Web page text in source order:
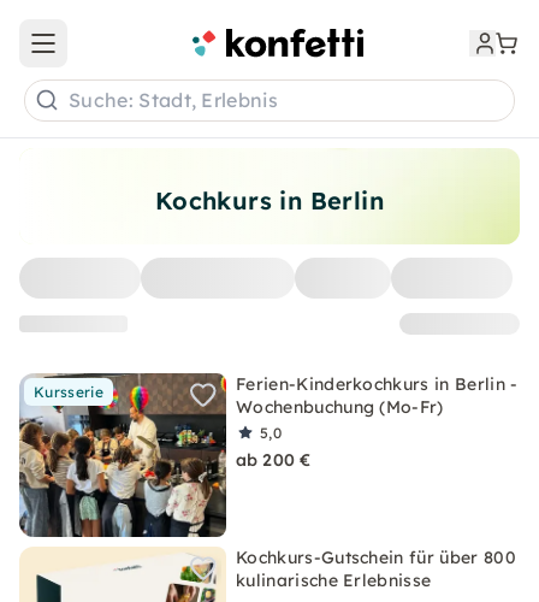
Kochkurs in Berlin
Kursserie
Ferien-Kinderkochkurs in Berlin -
Wochenbuchung (Mo-Fr)
5,0
ab 200 €
Kochkurs-Gutschein für über 800
kulinarische Erlebnisse
Open main menu
Suche: Stadt, Erlebnis